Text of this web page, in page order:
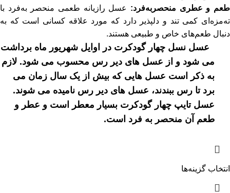
طعم و عطری منحصربه‌فرد: عسل رازیانه طعمی منحصر به‌فرد با
ته‌مزه‌ای کمی تند و دلپذیر دارد که مورد علاقه کسانی است که به
دنبال طعم‌های خاص و طبیعی هستند.
عسل نسل چهار گودکرت در اوایل شهریور ماه برداشت
می شود و از عسل های دیر رس محسوب می شود. لازم
به ذکر است عسل هایی که بیش از یک سال زمان می
برد تا رس ببندند، عسل های دیر رس نامیده می شوند.
عسل تایپ چهار گودکرت بسیار معطر است و عطر و
طعم آن منحصر به فرد است.
انتخاب گزینه‌ها